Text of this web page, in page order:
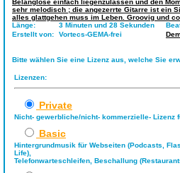
Belanglose einfach liegenzulassen und den
sehr melodisch ; die angezerrte Gitarre ist ein
alles glattgehen muss im Leben. Groovig und
Länge:
3 Minuten und 28 Sekunden
Erstellt von:
Vortecs-GEMA-frei
Bitte wählen Sie eine Lizenz aus, welche Sie
Lizenzen:
Private
Nicht- gewerbliche/nicht- kommerzielle- Lizenz
Basic
Hintergrundmusik für Webseiten (Podcasts,
Life),
Telefonwarteschleifen, Beschallung